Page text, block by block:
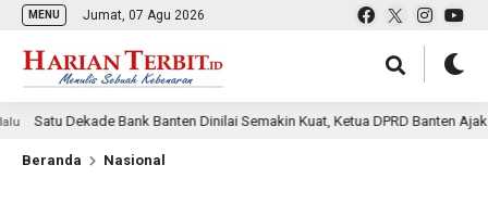
MENU Jumat, 07 Agu 2026
Dekade Bank Banten Dinilai Semakin Kuat, Ketua DPRD Banten Ajak Pemda
Beranda Nasional